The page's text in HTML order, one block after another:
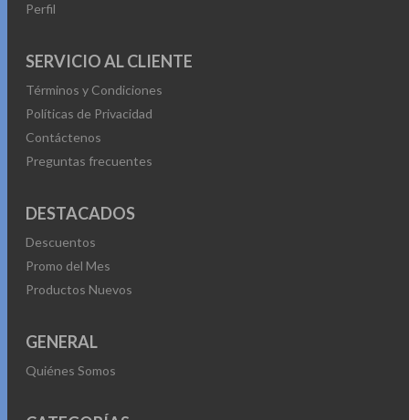
Perfil
SERVICIO AL CLIENTE
Términos y Condiciones
Políticas de Privacidad
Contáctenos
Preguntas frecuentes
DESTACADOS
Descuentos
Promo del Mes
Productos Nuevos
GENERAL
Quiénes Somos